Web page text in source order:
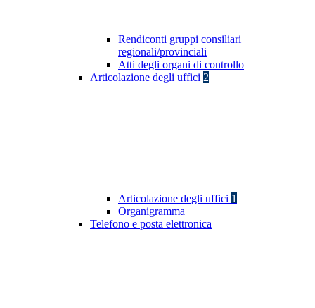
Rendiconti gruppi consiliari
regionali/provinciali
Atti degli organi di controllo
Articolazione degli uffici 2
Articolazione degli uffici 1
Organigramma
Telefono e posta elettronica